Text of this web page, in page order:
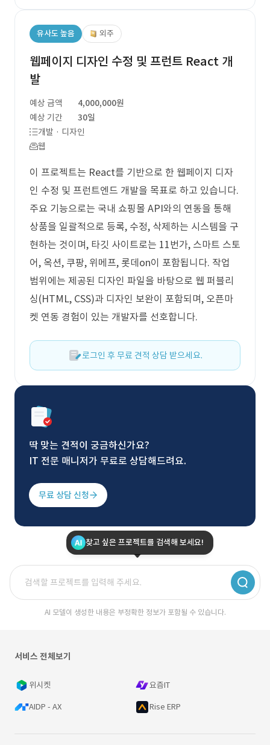
유사도 높음 외주
웹페이지 디자인 수정 및 프런트 React 개
발
예상 금액
4,000,000원
예상 기간
30일
개발 · 디자인
웹
이 프로젝트는 React를 기반으로 한 웹페이지 디자
인 수정 및 프런트엔드 개발을 목표로 하고 있습니다.
주요 기능으로는 국내 쇼핑몰 API와의 연동을 통해
상품을 일괄적으로 등록, 수정, 삭제하는 시스템을 구
현하는 것이며, 타깃 사이트로는 11번가, 스마트 스토
어, 옥션, 쿠팡, 위메프, 롯데on이 포함됩니다. 작업
범위에는 제공된 디자인 파일을 바탕으로 웹 퍼블리
싱(HTML, CSS)과 디자인 보완이 포함되며, 오픈마
켓 연동 경험이 있는 개발자를 선호합니다.
로그인 후 무료 견적 상담 받으세요.
딱 맞는 견적이 궁금하신가요?
IT 전문 매니저가 무료로 상담해드려요.
무료 상담 신청
찾고 싶은 프로젝트를 검색해 보세요!
AI 모델이 생성한 내용은 부정확한 정보가 포함될 수 있습니다.
서비스 전체보기
위시켓 요즘IT
AIDP - AX Rise ERP